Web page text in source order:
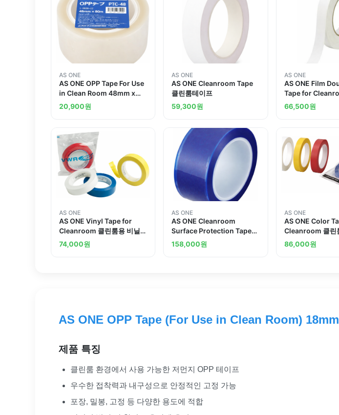
AS ONE
AS ONE OPP Tape For Use
in Clean Room 48mm x
80m 1 Piece
20,900원
AS ONE
AS ONE Cleanroom Tape
클린룸테이프
59,300원
AS ONE
AS ONE Film
Tape for
양면테이프 클린룸
66,500원
AS ONE
AS ONE Vinyl Tape for
Cleanroom 클린룸용 비닐테
이프
74,000원
AS ONE
AS ONE Cleanroom
Surface Protection Tape
클린룸 표면 보호 테이프
158,000원
AS ONE
AS ONE Color
Cleanroom 클린
이프
86,000원
AS ONE OPP Tape (For Use in Clean Room)
제품 특징
클린룸 환경에서 사용 가능한 저먼지 OPP 테이프
우수한 접착력과 내구성으로 안정적인 고정 가능
포장, 밀봉, 고정 등 다양한 용도에 적합